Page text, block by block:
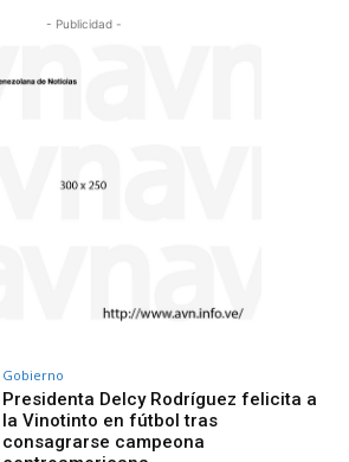
- Publicidad -
Gobierno
Presidenta Delcy Rodríguez felicita a
la Vinotinto en fútbol tras
consagrarse campeona